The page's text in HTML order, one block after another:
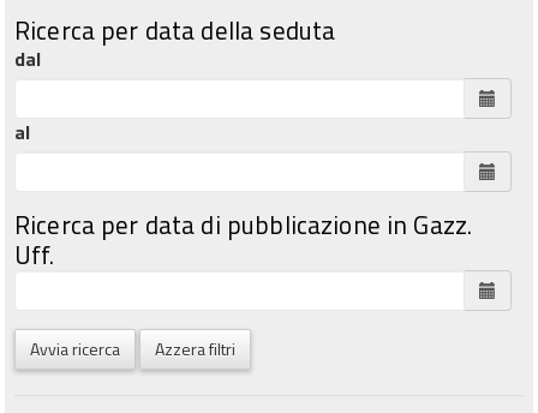
Ricerca per data della seduta
dal
al
Ricerca per data di pubblicazione in Gazz.
Uff.
Avvia ricerca Azzera filtri